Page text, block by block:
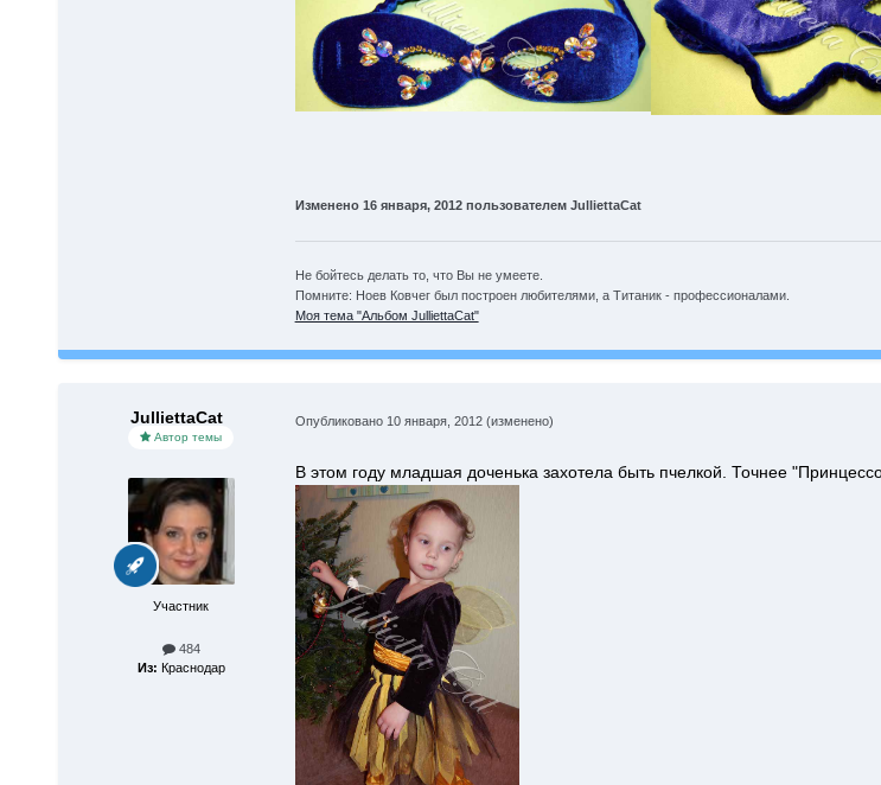
Изменено 16 января, 2012пользователем JulliettaCat
Не бойтесь делать то, что Вы не умеете.
Помните: Ноев Ковчег был построен любителями, а Титаник - профессионалами.
Моя тема "Альбом JulliettaCat"
JulliettaCat
Автор темы
Участник
484
Из: Краснодар
Опубликовано 10 января, 2012 (изменено)
В этом году младшая доченька захотела быть пчелкой. Точнее